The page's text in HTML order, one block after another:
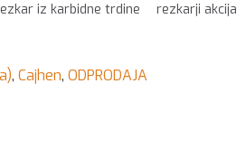
iz karbidne trdine
rezkarji akcija
,Cajhen,ODPRODAJA